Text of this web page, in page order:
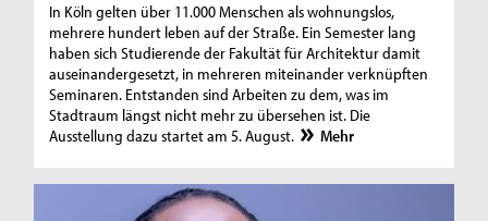
In Köln gelten über 11.000 Menschen als wohnungslos,
mehrere hundert leben auf der Straße. Ein Semester lang
haben sich Studierende der Fakultät für Architektur damit
auseinandergesetzt, in mehreren miteinander verknüpften
Seminaren. Entstanden sind Arbeiten zu dem, was im
Stadtraum längst nicht mehr zu übersehen ist. Die
Ausstellung dazu startet am 5. August.
Mehr